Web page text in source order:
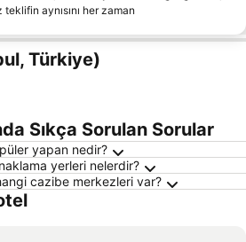
aynısını her zaman
Türkiye)
Sıkça Sorulan Sorular
yapan nedir?
yerleri nelerdir?
cazibe merkezleri var?